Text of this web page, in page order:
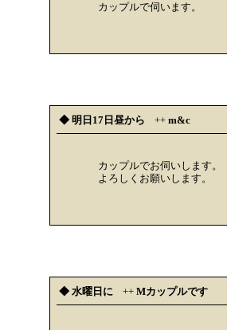
カップルで伺います。
◆ 明日17日昼から ++ m&c
カップルでお伺いします。
よろしくお願いします。
◆ 水曜日に ++ Mカップルです